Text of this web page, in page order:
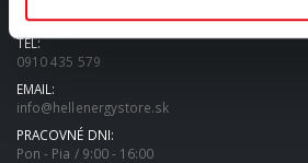
TEL:
0910 435 579
EMAIL:
info@hellenergystore.sk
PRACOVNÉ DNI:
Pon - Pia / 9:00 - 16:00